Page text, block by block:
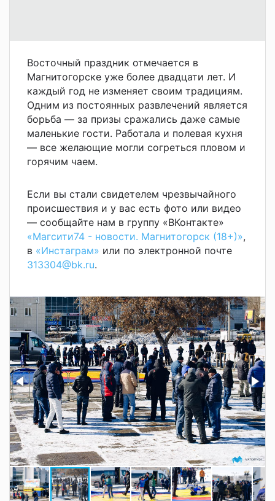
Восточный праздник отмечается в
Магнитогорске уже более двадцати лет. И
каждый год не изменяет своим традициям.
Одним из постоянных развлечений является
борьба — за призы сражались даже самые
маленькие гости. Работала и полевая кухня
— все желающие могли согреться пловом и
горячим чаем.
Если вы стали свидетелем чрезвычайного
происшествия и у вас есть фото или видео
— сообщайте нам в группу «ВКонтакте»
«Магсити74 - новости. Магнитогорск (18+)»,
в «Инстаграм» или по электронной почте
313304@bk.ru.